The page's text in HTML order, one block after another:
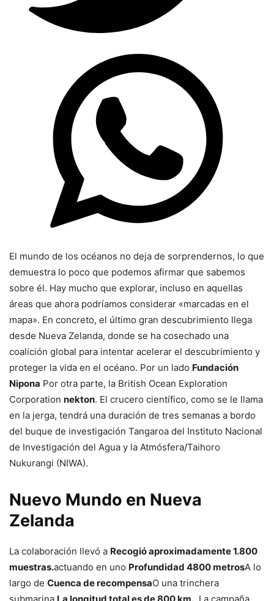
El mundo de los océanos no deja de sorprendernos, lo que
demuestra lo poco que podemos afirmar que sabemos
sobre él. Hay mucho que explorar, incluso en aquellas
áreas que ahora podríamos considerar «marcadas en el
mapa». En concreto, el último gran descubrimiento llega
desde Nueva Zelanda, donde se ha cosechado una
coalición global para intentar acelerar el descubrimiento y
proteger la vida en el océano. Por un lado Fundación
Nipona Por otra parte, la British Ocean Exploration
Corporation nekton. El crucero científico, como se le llama
en la jerga, tendrá una duración de tres semanas a bordo
del buque de investigación Tangaroa del Instituto Nacional
de Investigación del Agua y la Atmósfera/Taihoro
Nukurangi (NIWA).
Nuevo Mundo en Nueva
Zelanda
La colaboración llevó a Recogió aproximadamente 1.800
muestras.actuando en uno Profundidad 4800 metrosA lo
largo de Cuenca de recompensaO una trinchera
submarina La longitud total es de 800 km. . La campaña